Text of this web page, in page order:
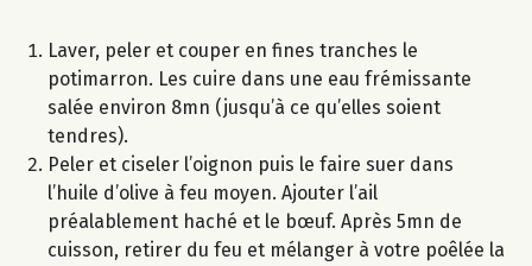
Laver, peler et couper en fines tranches le
potimarron. Les cuire dans une eau frémissante
salée environ 8mn (jusqu’à ce qu’elles soient
tendres).
Peler et ciseler l’oignon puis le faire suer dans
l’huile d’olive à feu moyen. Ajouter l’ail
préalablement haché et le bœuf. Après 5mn de
cuisson, retirer du feu et mélanger à votre poêlée la